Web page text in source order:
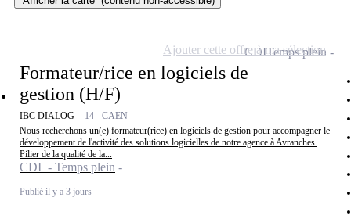
Formateur/rice en logiciels de
gestion (H/F)
IBC DIALOG - 14 - CAEN
Nous recherchons un(e) formateur(rice) en logiciels de gestion pour accompagner le
développement de l'activité des solutions logicielles de notre agence à Avranches.
Pilier de la qualité de la...
CDI - Temps plein
Publié il y a 3 jours
CDITemps plein
Ajouter cette offre à ma sélection